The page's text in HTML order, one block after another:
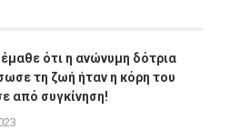
ότι η ανώνυμη δότρια
τη ζωή ήταν η κόρη του
από συγκίνηση!